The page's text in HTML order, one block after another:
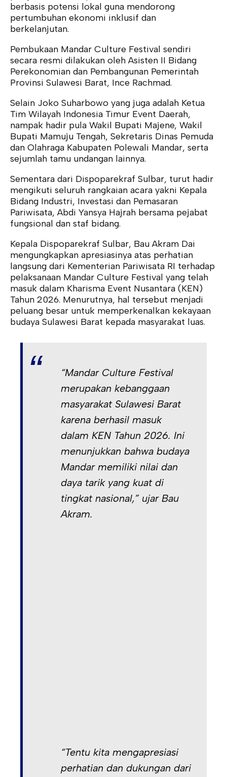
berbasis potensi lokal guna mendorong
pertumbuhan ekonomi inklusif dan
berkelanjutan.
Pembukaan Mandar Culture Festival sendiri
secara resmi dilakukan oleh Asisten II Bidang
Perekonomian dan Pembangunan Pemerintah
Provinsi Sulawesi Barat, Ince Rachmad.
Selain Joko Suharbowo yang juga adalah Ketua
Tim Wilayah Indonesia Timur Event Daerah,
nampak hadir pula Wakil Bupati Majene, Wakil
Bupati Mamuju Tengah, Sekretaris Dinas Pemuda
dan Olahraga Kabupaten Polewali Mandar, serta
sejumlah tamu undangan lainnya.
Sementara dari Dispoparekraf Sulbar, turut hadir
mengikuti seluruh rangkaian acara yakni Kepala
Bidang Industri, Investasi dan Pemasaran
Pariwisata, Abdi Yansya Hajrah bersama pejabat
fungsional dan staf bidang.
Kepala Dispoparekraf Sulbar, Bau Akram Dai
mengungkapkan apresiasinya atas perhatian
langsung dari Kementerian Pariwisata RI terhadap
pelaksanaan Mandar Culture Festival yang telah
masuk dalam Kharisma Event Nusantara (KEN)
Tahun 2026. Menurutnya, hal tersebut menjadi
peluang besar untuk memperkenalkan kekayaan
budaya Sulawesi Barat kepada masyarakat luas.
“Mandar Culture Festival
merupakan kebanggaan
masyarakat Sulawesi Barat
karena berhasil masuk
dalam KEN Tahun 2026. Ini
menunjukkan bahwa budaya
Mandar memiliki nilai dan
daya tarik yang kuat di
tingkat nasional,” ujar Bau
Akram.
“Tentu kita mengapresiasi
perhatian dan dukungan dari